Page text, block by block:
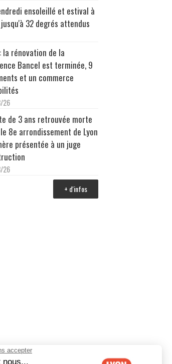
ensoleillé et estival à
jusqu'à 32 degrés attendus
la rénovation de la
Bancel est terminée, 9
et un commerce
26
de 3 ans retrouvée morte
8e arrondissement de Lyon
présentée à un juge
26
+ d'infos